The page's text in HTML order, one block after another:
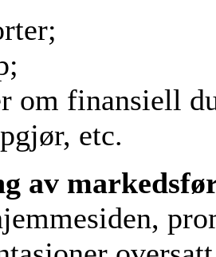
om finansiell
etc.
av